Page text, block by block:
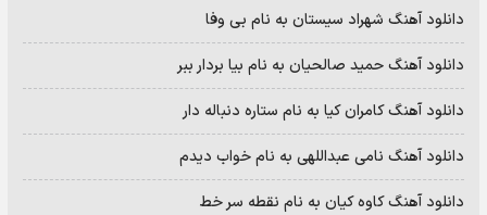
دانلود آهنگ شهراد سیستان به نام بی وفا
دانلود آهنگ حمید صالحیان به نام بیا بردار ببر
دانلود آهنگ کامران کیا به نام ستاره دنباله دار
دانلود آهنگ نامی عبداللهی به نام خواب دیدم
دانلود آهنگ کاوه کیان به نام نقطه سر خط